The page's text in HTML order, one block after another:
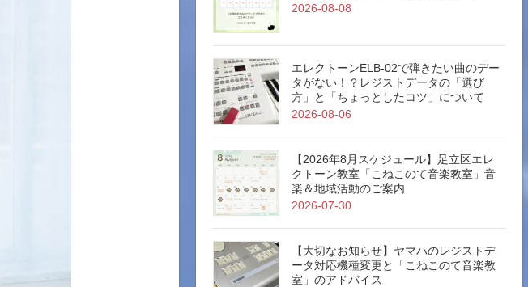
2026-08-08
エレクトーンELB-02で弾きたい曲のデー
タがない！？レジストデータの「選び
方」と「ちょっとしたコツ」について
2026-08-06
【2026年8月スケジュール】足立区エレ
クトーン教室「こねこのて音楽教室」音
楽＆地域活動のご案内
2026-07-30
【大切なお知らせ】ヤマハのレジストデ
ータ対応機種変更と「こねこのて音楽教
室」のアドバイス